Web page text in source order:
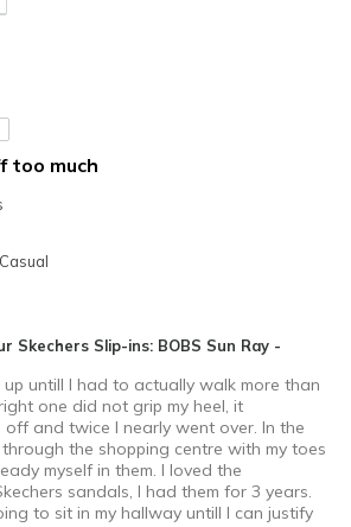
too much
Casual
Skechers Slip-ins: BOBS Sun Ray -
untill I had to actually walk more than
one did not grip my heel, it
off and twice I nearly went over. In the
the shopping centre with my toes
myself in them. I loved the
sandals, I had them for 3 years.
to sit in my hallway untill I can justify